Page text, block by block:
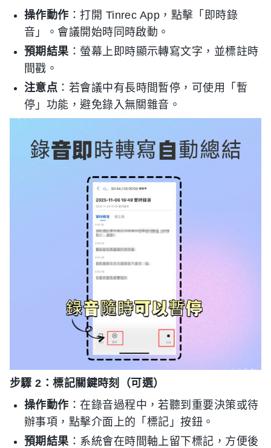
操作動作 ：打開 Tinrec App，點擊「即時錄
音」。會議開始時同時啟動。
預期結果 ：螢幕上即時顯示轉寫文字，並標註時
間戳。
注意点 ：若會議中有長時間暫停，可使用「暫
停」功能，避免錄入無關雜音。
步驟 2：標記關鍵時刻（可選）
操作動作 ：在錄音過程中，若聽到重要決策或待
辦事項，點擊介面上的「標記」按鈕。
預期結果 ：系統會在時間軸上留下標記，方便後